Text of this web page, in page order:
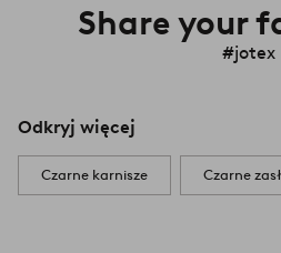
Share your
#jotex
Odkryj więcej
Czarne karnisze Czarne